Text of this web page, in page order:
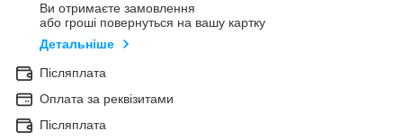
Ви отримаєте замовлення
або гроші повернуться на вашу картку
Детальніше
Післяплата
Оплата за реквізитами
Післяплата